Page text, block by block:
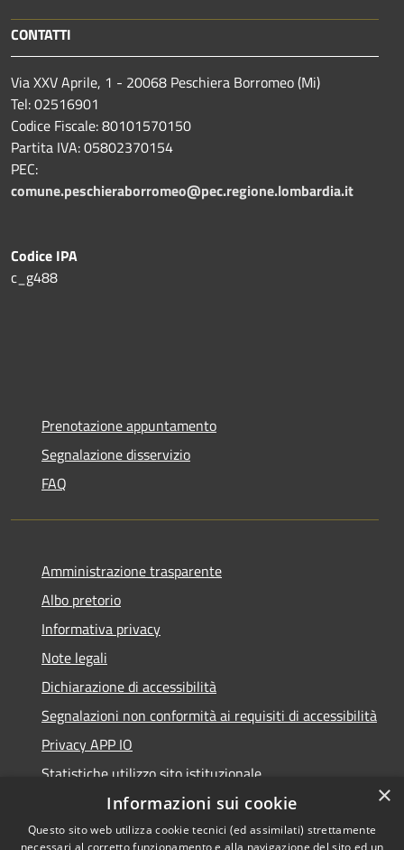
CONTATTI
Via XXV Aprile, 1 - 20068 Peschiera Borromeo (Mi)
Tel: 02516901
Codice Fiscale: 80101570150
Partita IVA: 05802370154
PEC:
comune.peschieraborromeo@pec.regione.lombardia.it
Codice IPA
c_g488
Prenotazione appuntamento
Segnalazione disservizio
FAQ
Amministrazione trasparente
Albo pretorio
Informativa privacy
Note legali
Dichiarazione di accessibilità
Segnalazioni non conformità ai requisiti di accessibilità
Privacy APP IO
Statistiche utilizzo sito istituzionale
Qualità dei Servizi Comunali
×
Informazioni sui cookie
Questo sito web utilizza cookie tecnici (ed assimilati) strettamente
necessari al corretto funzionamento e alla navigazione del sito ed un